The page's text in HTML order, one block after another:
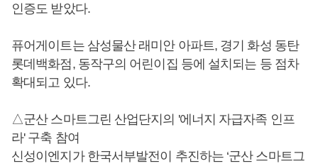
인증도 받았다.
퓨어게이트는 삼성물산 래미안 아파트, 경기 화성 동탄
롯데백화점, 동작구의 어린이집 등에 설치되는 등 점차
확대되고 있다.
△군산 스마트그린 산업단지의 '에너지 자급자족 인프
라' 구축 참여
신성이엔지가 한국서부발전이 추진하는 ‘군산 스마트그